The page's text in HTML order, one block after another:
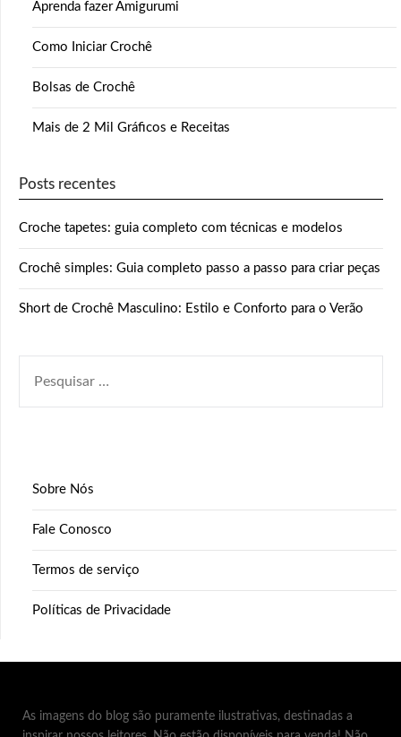
Aprenda fazer Amigurumi
Como Iniciar Crochê
Bolsas de Crochê
Mais de 2 Mil Gráficos e Receitas
Posts recentes
Croche tapetes: guia completo com técnicas e modelos
Crochê simples: Guia completo passo a passo para criar peças
Short de Crochê Masculino: Estilo e Conforto para o Verão
POR:
Sobre Nós
Fale Conosco
Termos de serviço
Políticas de Privacidade
As imagens do blog são puramente ilustrativas, destinadas a